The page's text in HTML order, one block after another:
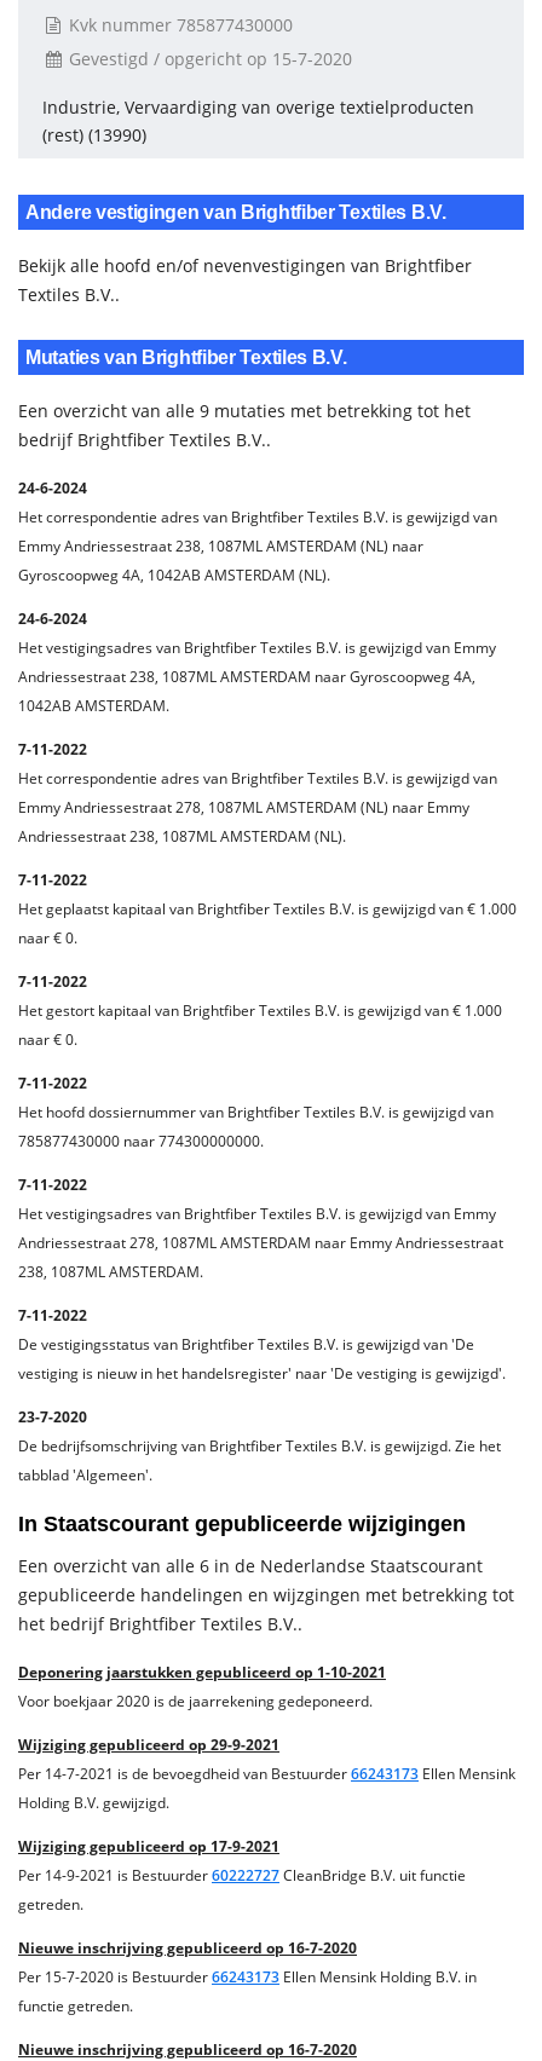
Kvk nummer 785877430000
Gevestigd / opgericht op 15-7-2020
Industrie, Vervaardiging van overige textielproducten
(rest) (13990)
Andere vestigingen van Brightfiber Textiles B.V.
Bekijk alle hoofd en/of nevenvestigingen van Brightfiber
Textiles B.V..
Mutaties van Brightfiber Textiles B.V.
Een overzicht van alle 9 mutaties met betrekking tot het
bedrijf Brightfiber Textiles B.V..
24-6-2024
Het correspondentie adres van Brightfiber Textiles B.V. is gewijzigd van
Emmy Andriessestraat 238, 1087ML AMSTERDAM (NL) naar
Gyroscoopweg 4A, 1042AB AMSTERDAM (NL).
24-6-2024
Het vestigingsadres van Brightfiber Textiles B.V. is gewijzigd van Emmy
Andriessestraat 238, 1087ML AMSTERDAM naar Gyroscoopweg 4A,
1042AB AMSTERDAM.
7-11-2022
Het correspondentie adres van Brightfiber Textiles B.V. is gewijzigd van
Emmy Andriessestraat 278, 1087ML AMSTERDAM (NL) naar Emmy
Andriessestraat 238, 1087ML AMSTERDAM (NL).
7-11-2022
Het geplaatst kapitaal van Brightfiber Textiles B.V. is gewijzigd van € 1.000
naar € 0.
7-11-2022
Het gestort kapitaal van Brightfiber Textiles B.V. is gewijzigd van € 1.000
naar € 0.
7-11-2022
Het hoofd dossiernummer van Brightfiber Textiles B.V. is gewijzigd van
785877430000 naar 774300000000.
7-11-2022
Het vestigingsadres van Brightfiber Textiles B.V. is gewijzigd van Emmy
Andriessestraat 278, 1087ML AMSTERDAM naar Emmy Andriessestraat
238, 1087ML AMSTERDAM.
7-11-2022
De vestigingsstatus van Brightfiber Textiles B.V. is gewijzigd van 'De
vestiging is nieuw in het handelsregister' naar 'De vestiging is gewijzigd'.
23-7-2020
De bedrijfsomschrijving van Brightfiber Textiles B.V. is gewijzigd. Zie het
tabblad 'Algemeen'.
In Staatscourant gepubliceerde wijzigingen
Een overzicht van alle 6 in de Nederlandse Staatscourant
gepubliceerde handelingen en wijzgingen met betrekking tot
het bedrijf Brightfiber Textiles B.V..
Deponering jaarstukken gepubliceerd op 1-10-2021
Voor boekjaar 2020 is de jaarrekening gedeponeerd.
Wijziging gepubliceerd op 29-9-2021
Per 14-7-2021 is de bevoegdheid van Bestuurder66243173 Ellen Mensink
Holding B.V. gewijzigd.
Wijziging gepubliceerd op 17-9-2021
Per 14-9-2021 is Bestuurder60222727CleanBridge B.V. uit functie
getreden.
Nieuwe inschrijving gepubliceerd op 16-7-2020
Per 15-7-2020 is Bestuurder66243173 Ellen Mensink Holding B.V. in
functie getreden.
Nieuwe inschrijving gepubliceerd op 16-7-2020